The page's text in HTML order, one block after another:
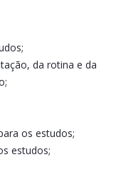
da rotina e da
os estudos;
estudos;